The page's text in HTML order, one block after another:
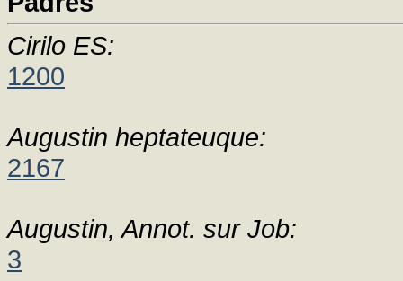
Cirilo ES:
1200
Augustin heptateuque:
2167
Augustin, Annot. sur Job:
3